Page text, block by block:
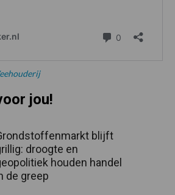
jou!
blijft
droogte en
houden handel
de greep